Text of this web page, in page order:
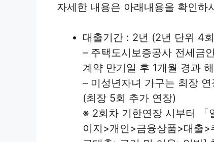
자세한 내용은 아래내용을 확인하
대출기간 : 2년 (2년 단위 4
– 주택도시보증공사 전세금
계약 만기일 후 1개월 경과
– 미성년자녀 가구는 최장
(최장 5회 추가 연장)
※ 2회차 기한연장 시부터 「
이지>개인>금융상품>대출